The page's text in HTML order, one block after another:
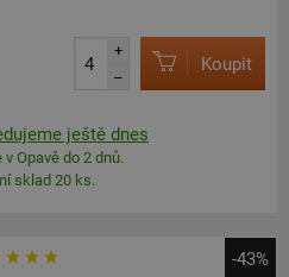
+
–
Koupit
ještě dnes
v Opavě do 2 dnů.
sklad 20 ks.
-43%